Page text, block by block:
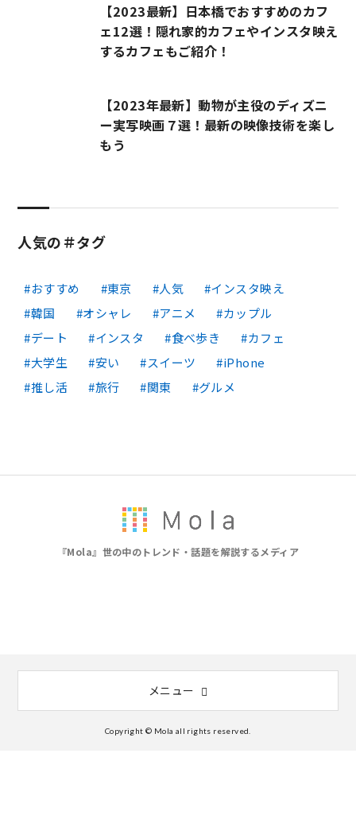
【2023最新】日本橋でおすすめのカフ
ェ12選！隠れ家的カフェやインスタ映え
するカフェもご紹介！
【2023年最新】動物が主役のディズニ
ー実写映画７選！最新の映像技術を楽し
もう
人気の＃タグ
おすすめ 東京 人気
インスタ映え
韓国
オシャレ アニメ
カップル
デート
インスタ 食べ歩き
カフェ
大学生
安い スイーツ
iPhone
推し活
旅行 関東 グルメ
『Mola』世の中のトレンド・話題を解説するメディア
メニュー
Copyright © Mola all rights reserved.